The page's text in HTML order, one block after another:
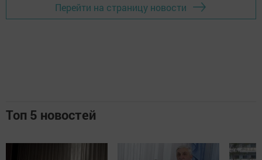
Перейти на страницу новости
Топ 5 новостей